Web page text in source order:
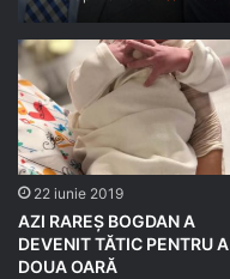
22 iunie 2019
AZI RAREȘ BOGDAN A
DEVENIT TĂTIC PENTRU A
DOUA OARĂ